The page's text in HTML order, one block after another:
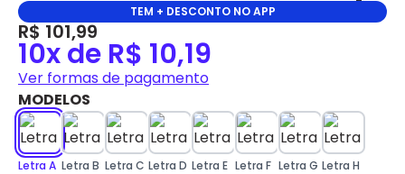
DISPONÍVEL APENAS PARA CPF
Na Eletrotrafo sua compra já vem com o imposto
pago, e você não precisa se preocupar em pagar o
imposto de importação quando seu pedido
chegar, você ainda conta com a devolução grátis
em até 7 dias.
TEM + DESCONTO NO APP
R$ 101,99
10x de R$ 10,19
Ver formas de pagamento
MODELOS
Letra A Letra B Letra C Letra D Letra E Letra F Letra G Letra H